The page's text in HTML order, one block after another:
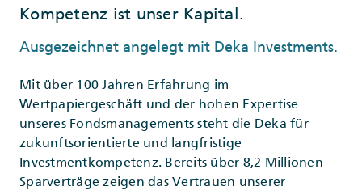
Kompetenz ist unser Kapital.
Ausgezeichnet angelegt mit Deka Investments.
Mit über 100 Jahren Erfahrung im
Wertpapiergeschäft und der hohen Expertise
unseres Fondsmanagements steht die Deka für
zukunftsorientierte und langfristige
Investmentkompetenz. Bereits über 8,2 Millionen
Sparverträge zeigen das Vertrauen unserer